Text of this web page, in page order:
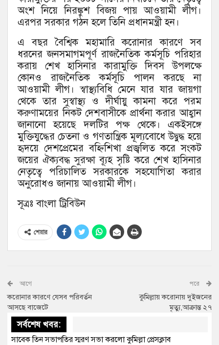
অংশ নিয়ে নিরঙ্কুশ বিজয় পায় আওয়ামী লীগ।
এরপর সরকার গঠন হলে তিনি প্রধানমন্ত্রী হন।
এ বছর বৈশ্বিক মহামারি করোনার কারণে সব
ধরনের জনসমাগমপূর্ণ রাজনৈতিক কর্মসূচি পরিহার
করায় শেখ হাসিনার কারামুক্তি দিবস উপলক্ষে
কোনও রাজনৈতিক কর্মসূচি পালন করছে না
আওয়ামী লীগ। স্বাস্থ্যবিধি মেনে যার যার জায়গা
থেকে তার সুস্বাস্থ্য ও দীর্ঘায়ু কামনা করে পরম
করুণাময়ের নিকট দেশবাসীকে প্রার্থনা করার আহ্বান
জানানো হয়েছে দলটির পক্ষ থেকে। একইসঙ্গে
মুক্তিযুদ্ধের চেতনা ও গণতান্ত্রিক মূল্যবোধে উদ্বুদ্ধ হয়ে
হৃদয়ে দেশপ্রেমের বহ্নিশিখা প্রজ্বলিত করে সংকট
জয়ের ঐক্যবদ্ধ সুরক্ষা ব্যূহ সৃষ্টি করে শেখ হাসিনার
নেতৃত্বে পরিচালিত সরকারকে সহযোগিতা করার
অনুরোধও জানায় আওয়ামী লীগ।
সূত্রঃ বাংলা ট্রিবিউন
শেয়ার
আগে
করোনার কারণে যেসব পরিবর্তন
আসছে বাজেটে
পরে
কুমিল্লায় করোনায় দুইজনের
মৃত্যু,আক্রান্ত ২৭
সর্বশেষ খবর:
সাবেক তিন সভাপতির স্মরণ সভা করলো কুমিল্লা প্রেসক্লাব